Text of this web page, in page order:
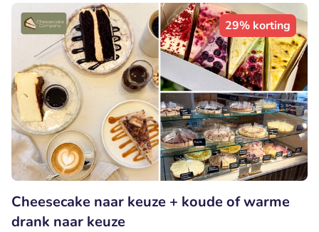
29% korting
Cheesecake naar keuze + koude of warme
drank naar keuze